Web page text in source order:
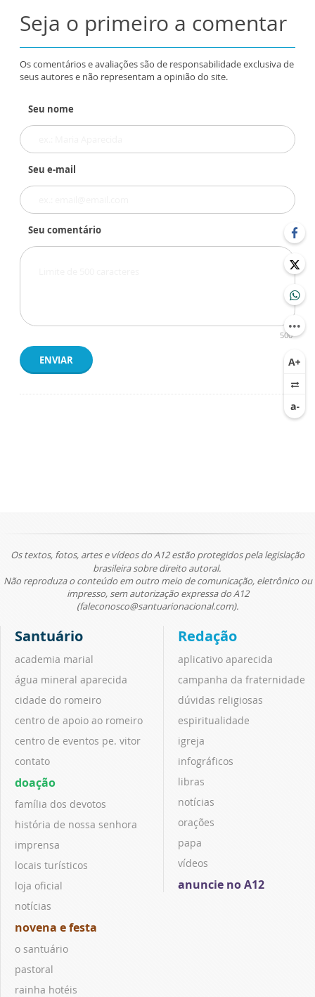
Seja o primeiro a comentar
Os comentários e avaliações são de responsabilidade exclusiva de
seus autores e não representam a opinião do site.
Seu nome
Seu e-mail
Seu comentário
500
ENVIAR
Os textos, fotos, artes e vídeos do A12 estão protegidos pela legislação
brasileira sobre direito autoral.
Não reproduza o conteúdo em outro meio de comunicação, eletrônico ou
impresso, sem autorização expressa do A12
(faleconosco@santuarionacional.com).
Santuário
academia marial
água mineral aparecida
cidade do romeiro
centro de apoio ao romeiro
centro de eventos pe. vitor
contato
doação
família dos devotos
história de nossa senhora
imprensa
locais turísticos
loja oficial
notícias
novena e festa
o santuário
pastoral
rainha hotéis
Redação
aplicativo aparecida
campanha da fraternidade
dúvidas religiosas
espiritualidade
igreja
infográficos
libras
notícias
orações
papa
vídeos
anuncie no A12